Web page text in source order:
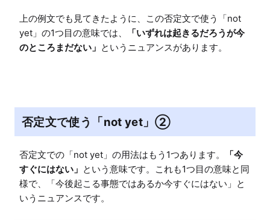
上の例文でも見てきたように、この否定文で使う「not
yet」の1つ目の意味では、
「いずれは起きるだろうが今
のところまだない」 というニュアンスがあります。
否定文で使う「not yet」②
否定文での「not yet」の用法はもう1つあります。
「今
すぐにはない」 という意味です。これも1つ目の意味と同
様で、「今後起こる事態ではあるか今すぐにはない」と
いうニュアンスです。